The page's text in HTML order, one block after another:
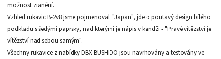
možnost zranění.
Vzhled rukavic B-2v8 jsme pojmenovali "Japan", jde o poutavý design bílého
podkladu s šedými paprsky, nad kterými je nápis v kandži - "Pravé vítězství je
vítězství nad sebou samým".
Všechny rukavice z nabídky DBX BUSHIDO jsou navrhovány a testovány ve